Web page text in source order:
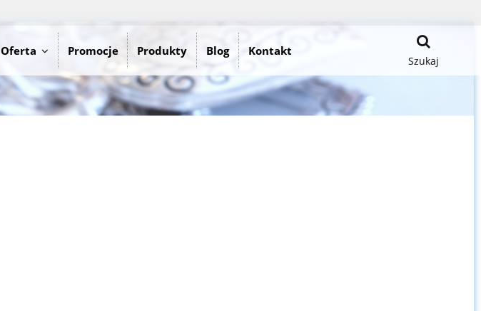
Oferta Promocje Produkty Blog Kontakt
Szukaj